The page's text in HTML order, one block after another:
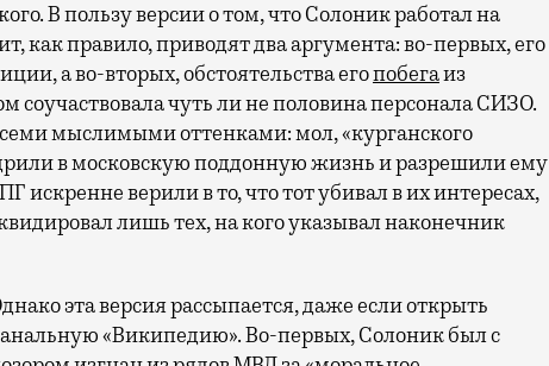
В пользу версии о том, что Солоник работал на
как правило, приводят два аргумента: во-первых, его
а во-вторых, обстоятельства егопобегаиз
соучаствовала чуть ли не половина персонала СИЗО.
мыслимыми оттенками: мол, «курганского
в московскую поддонную жизнь и разрешили ему
искренне верили в то, что тот убивал в их интересах,
лишь тех, на кого указывал наконечник
эта версия рассыпается, даже если открыть
«Википедию». Во-первых, Солоник был с